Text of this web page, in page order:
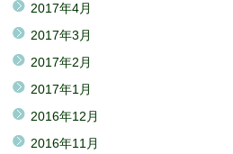
2017年4月
2017年3月
2017年2月
2017年1月
2016年12月
2016年11月